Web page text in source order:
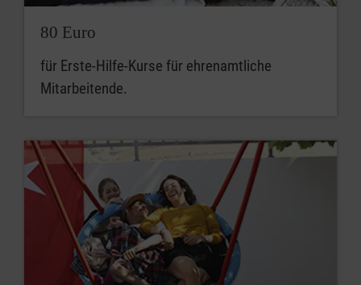
80 Euro
für Erste-Hilfe-Kurse für ehrenamtliche
Mitarbeitende.